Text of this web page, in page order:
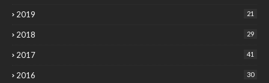
2019 21
2018 29
2017 41
2016 30